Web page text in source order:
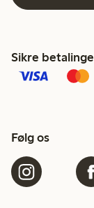
Sikre
Følg os